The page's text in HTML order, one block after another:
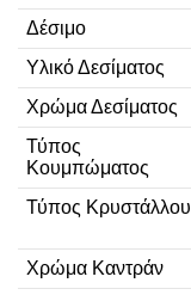
Δέσιμο
Υλικό Δεσίματος
Χρώμα Δεσίματος
Τύπος
Κουμπώματος
Τύπος Κρυστάλλου
Χρώμα Καντράν